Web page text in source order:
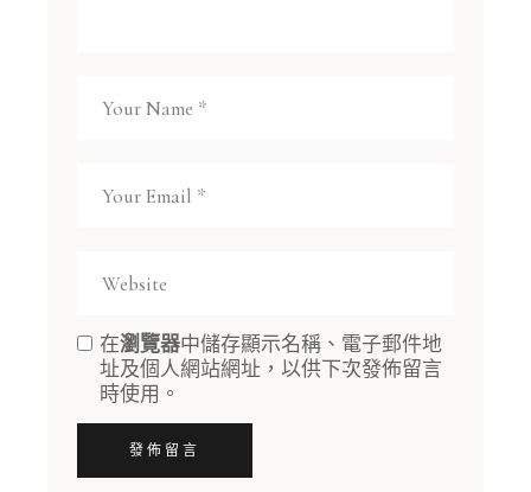
在瀏覽器中儲存顯示名稱、電子郵件地
址及個人網站網址，以供下次發佈留言
時使用。
發佈留言